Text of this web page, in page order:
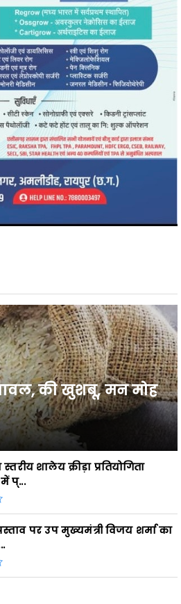
की खुशबू, मन मोह
शालेय क्रीड़ा प्रतियोगिता
प्...
पर उप मुख्यमंत्री विजय शर्मा का